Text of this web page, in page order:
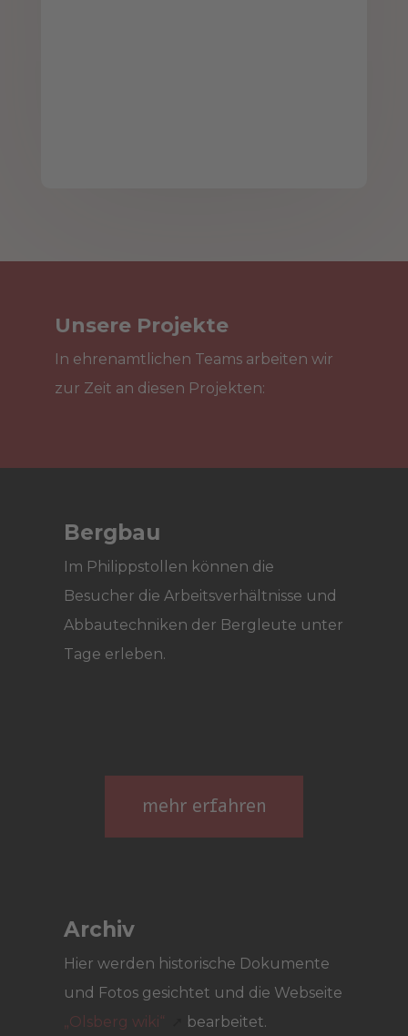
Unsere Projekte
In ehrenamtlichen Teams arbeiten wir
zur Zeit an diesen Projekten:
Bergbau
Im Philippstollen können die
Besucher die Arbeitsverhältnisse und
Abbautechniken der Bergleute unter
Tage erleben.
mehr erfahren
Archiv
Hier werden historische Dokumente
und Fotos gesichtet und die Webseite
„Olsberg wiki“
bearbeitet.